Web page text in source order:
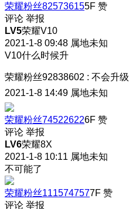
荣耀粉丝825736155F 赞
评论 举报
LV5荣耀V10
2021-1-8 09:48 属地未知
V10什么时候升
荣耀粉丝92838602 : 不会升级
2021-1-8 14:49 属地未知
荣耀粉丝745226226F 赞
评论 举报
LV6荣耀8X
2021-1-8 10:11 属地未知
不可能了
荣耀粉丝1115747577F 赞
评论 举报